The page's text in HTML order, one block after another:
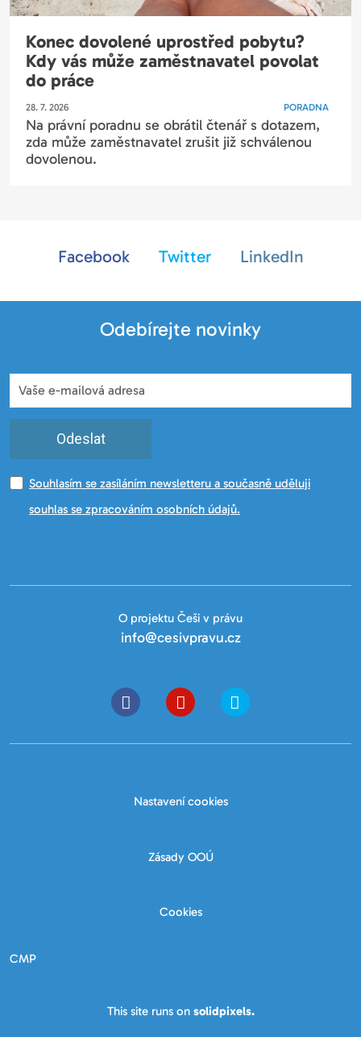
Konec dovolené uprostřed pobytu?
Kdy vás může zaměstnavatel povolat
do práce
28. 7. 2026 PORADNA
Na právní poradnu se obrátil čtenář s dotazem,
zda může zaměstnavatel zrušit již schválenou
dovolenou.
Facebook Twitter LinkedIn
Odebírejte novinky
Odeslat
Souhlasím se zasíláním newsletteru a současně uděluji
souhlas se zpracováním osobních údajů.
O projektu Češi v právu
info@cesivpravu.cz
Nastavení cookies
Zásady OOÚ
Cookies
CMP
This site runs on solidpixels.